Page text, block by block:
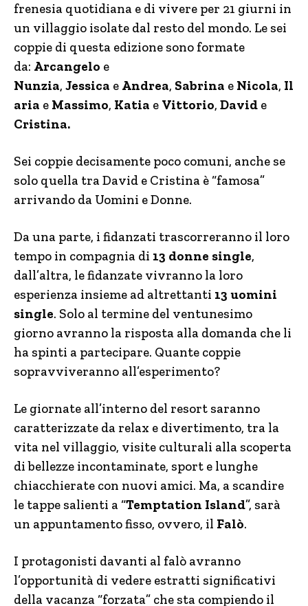
frenesia quotidiana e di vivere per 21 giurni in
un villaggio isolate dal resto del mondo. Le sei
coppie di questa edizione sono formate
da: Arcangelo e
Nunzia, Jessica e Andrea, Sabrina e Nicola, Il
aria e Massimo, Katia e Vittorio, David e
Cristina.
Sei coppie decisamente poco comuni, anche se
solo quella tra David e Cristina è “famosa”
arrivando da Uomini e Donne.
Da una parte, i fidanzati trascorreranno il loro
tempo in compagnia di 13 donne single,
dall’altra, le fidanzate vivranno la loro
esperienza insieme ad altrettanti 13 uomini
single. Solo al termine del ventunesimo
giorno avranno la risposta alla domanda che li
ha spinti a partecipare. Quante coppie
sopravviveranno all’esperimento?
Le giornate all’interno del resort saranno
caratterizzate da relax e divertimento, tra la
vita nel villaggio, visite culturali alla scoperta
di bellezze incontaminate, sport e lunghe
chiacchierate con nuovi amici. Ma, a scandire
le tappe salienti a “Temptation Island”, sarà
un appuntamento fisso, ovvero, il Falò.
I protagonisti davanti al falò avranno
l’opportunità di vedere estratti significativi
della vacanza “forzata” che sta compiendo il